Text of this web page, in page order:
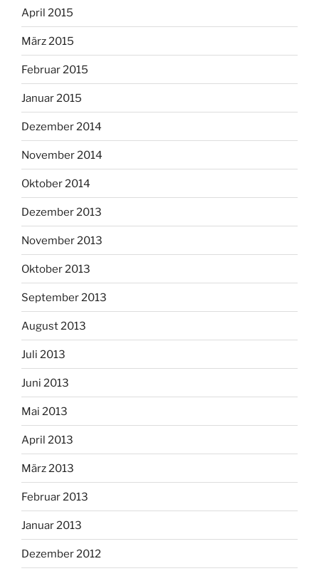
April 2015
März 2015
Februar 2015
Januar 2015
Dezember 2014
November 2014
Oktober 2014
Dezember 2013
November 2013
Oktober 2013
September 2013
August 2013
Juli 2013
Juni 2013
Mai 2013
April 2013
März 2013
Februar 2013
Januar 2013
Dezember 2012